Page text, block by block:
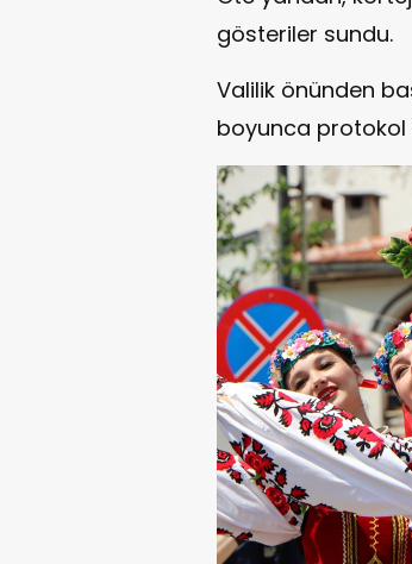
gösteriler sundu.
Valilik önünden
boyunca protokol